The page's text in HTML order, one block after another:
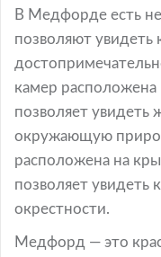
В Медфорде есть
позволяют увидеть
камер
позволяет увидеть
окружающую
расположена на
позволяет увидеть
окрестности.
Медфорд — это